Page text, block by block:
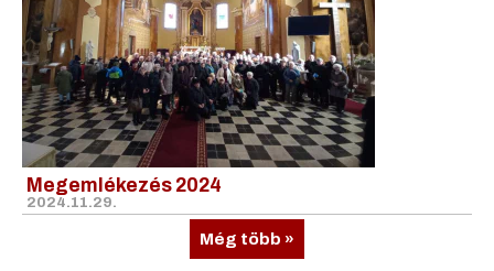
Megemlékezés 2024
2024.11.29.
Még több »